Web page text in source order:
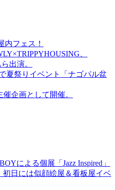
内フェス！
、
出演。
夏祭りイベント「ナゴパル盆
企画として開催。
による個展「Jazz Inspired」
日には似顔絵屋＆看板屋イベ